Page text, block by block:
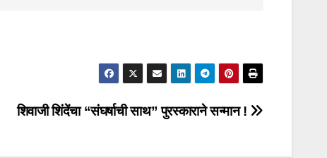
शिवाजी शिंदेंचा “संघर्षाची साथ” पुरस्काराने सन्मान !